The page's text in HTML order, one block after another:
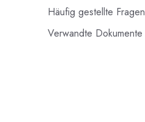
Häufig gestellte Fragen
Verwandte Dokumente